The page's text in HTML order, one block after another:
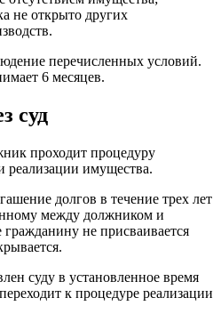
не открыто других
перечисленных условий.
6 месяцев.
суд
проходит процедуру
реализации имущества.
долгов в течение трех лет
между должником и
не присваивается
суду в установленное время
к процедуре реализации